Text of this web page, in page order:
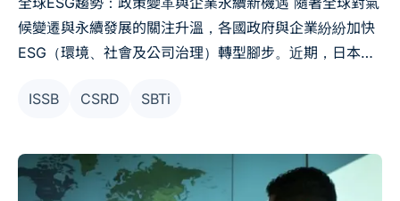
候變遷與永續發展的關注升溫，各國政府與企業紛紛加快
ESG（環境、社會及公司治理）轉型腳步。近期，日本、
金融創新舉措，以促進淨零碳排與可持續發展。本篇文章
遇。
ISSB CSRD SBTi